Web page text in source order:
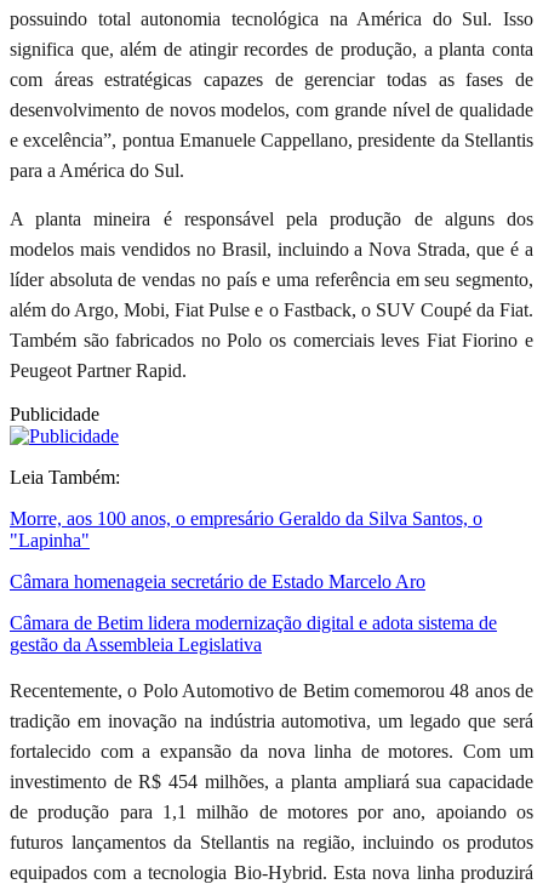
possuindo total autonomia tecnológica na América do Sul. Isso
significa que, além de atingir recordes de produção, a planta conta
com áreas estratégicas capazes de gerenciar todas as fases de
desenvolvimento de novos modelos, com grande nível de qualidade
e excelência”, pontua Emanuele Cappellano, presidente da Stellantis
para a América do Sul.
A planta mineira é responsável pela produção de alguns dos
modelos mais vendidos no Brasil, incluindo a Nova Strada, que é a
líder absoluta de vendas no país e uma referência em seu segmento,
além do Argo, Mobi, Fiat Pulse e o Fastback, o SUV Coupé da Fiat.
Também são fabricados no Polo os comerciais leves Fiat Fiorino e
Peugeot Partner Rapid.
Publicidade
Leia Também:
Morre, aos 100 anos, o empresário Geraldo da Silva Santos, o
"Lapinha"
Câmara homenageia secretário de Estado Marcelo Aro
Câmara de Betim lidera modernização digital e adota sistema de
gestão da Assembleia Legislativa
Recentemente, o Polo Automotivo de Betim comemorou 48 anos de
tradição em inovação na indústria automotiva, um legado que será
fortalecido com a expansão da nova linha de motores. Com um
investimento de R$ 454 milhões, a planta ampliará sua capacidade
de produção para 1,1 milhão de motores por ano, apoiando os
futuros lançamentos da Stellantis na região, incluindo os produtos
equipados com a tecnologia Bio-Hybrid. Esta nova linha produzirá